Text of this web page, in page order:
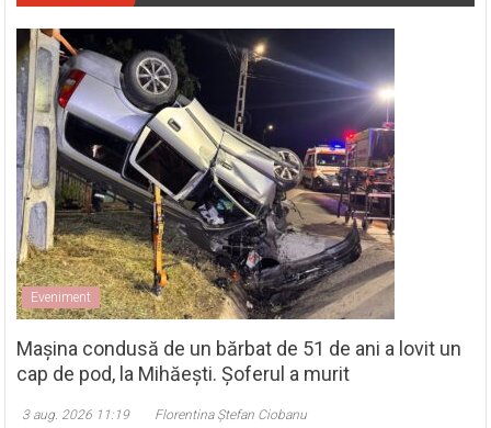
Eveniment
Mașina condusă de un bărbat de 51 de ani a lovit un
cap de pod, la Mihăești. Șoferul a murit
3 aug. 2026 11:19 Florentina Ștefan Ciobanu